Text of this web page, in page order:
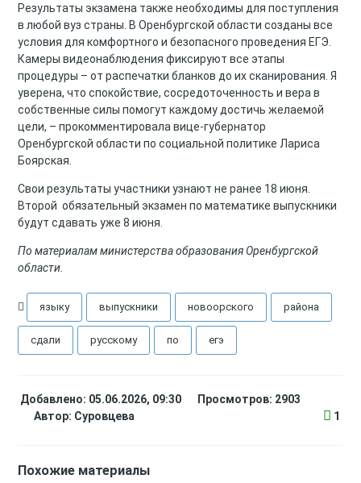
Результаты экзамена также необходимы для поступления
в любой вуз страны. В Оренбургской области созданы все
условия для комфортного и безопасного проведения ЕГЭ.
Камеры видеонаблюдения фиксируют все этапы
процедуры – от распечатки бланков до их сканирования. Я
уверена, что спокойствие, сосредоточенность и вера в
собственные силы помогут каждому достичь желаемой
цели, – прокомментировала вице‑губернатор
Оренбургской области по социальной политике Лариса
Боярская.
Свои результаты участники узнают не ранее 18 июня.
Второй обязательный экзамен по математике выпускники
будут сдавать уже 8 июня.
По материалам министерства образования Оренбургской
области.
языку выпускники новоорского района
сдали русскому по егэ
Добавлено: 05.06.2026, 09:30
Просмотров: 2903
Автор: Суровцева 1
Похожие материалы